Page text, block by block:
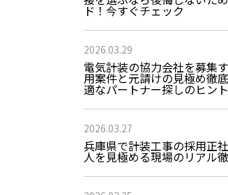
ド！今すぐチェック
2026.03.29
電気計装の協力会社を募集
用案件と元請けの見極め徹
適なパートナー探しのヒント
2026.03.27
兵庫県で計装工事の採用正
人を見極める現場のリアル